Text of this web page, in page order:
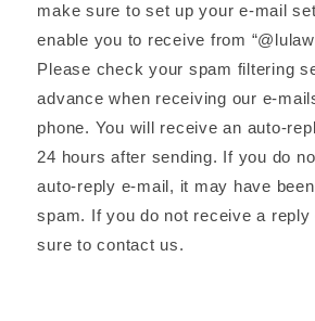
make sure to set up your e-mail
enable you to receive from
Please check your spam filtering
advance when receiving our e-
phone. You will receive an auto-
24 hours after sending. If you do
auto-reply e-mail, it may have
spam. If you do not receive a reply
sure to contact us.